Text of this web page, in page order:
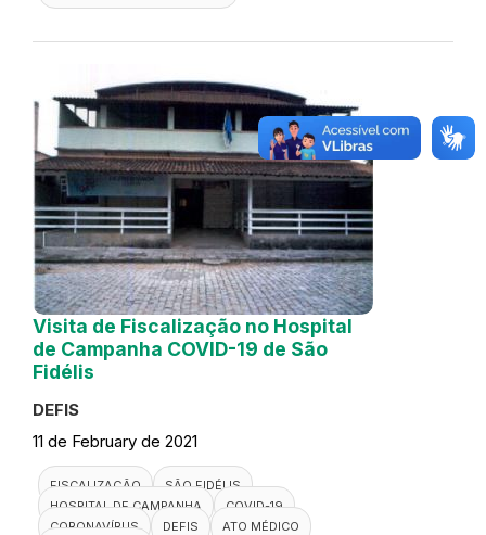
Visita de Fiscalização no Hospital
de Campanha COVID-19 de São
Fidélis
DEFIS
11 de February de 2021
FISCALIZAÇÃO
SÃO FIDÉLIS
HOSPITAL DE CAMPANHA
COVID-19
CORONAVÍRUS
DEFIS
ATO MÉDICO